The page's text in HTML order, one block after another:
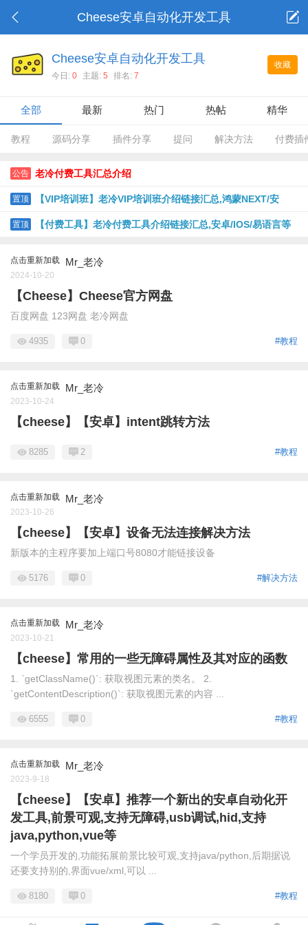
Cheese安卓自动化开发工具
收藏
Cheese安卓自动化开发工具
今日: 0 主题: 5 排名: 7
全部 最新 热门 热帖 精华
教程 源码分享 插件分享 提问 解决方法 付费插
公告 老冷付费工具汇总介绍
置顶 【VIP培训班】老冷VIP培训班介绍链接汇总,鸿蒙NEXT/安
卓/IOS USB版/IOS脱机版/PHP等
置顶 【付费工具】老冷付费工具介绍链接汇总,安卓/IOS/易语言等
点击重新加载 Mr_老冷
2024-10-20
【Cheese】Cheese官方网盘
百度网盘 123网盘 老冷网盘
#教程
4935 0
点击重新加载 Mr_老冷
2023-10-24
【cheese】【安卓】intent跳转方法
#教程
8285 2
点击重新加载 Mr_老冷
2023-10-26
【cheese】【安卓】设备无法连接解决方法
新版本的主程序要加上端口号8080才能链接设备
#解决方法
5176 0
点击重新加载 Mr_老冷
2023-10-21
【cheese】常用的一些无障碍属性及其对应的函数
1. `getClassName()`: 获取视图元素的类名。 2.
`getContentDescription()`: 获取视图元素的内容 ...
#教程
6555 0
点击重新加载 Mr_老冷
2023-9-18
【cheese】【安卓】推荐一个新出的安卓自动化开
发工具,前景可观,支持无障碍,usb调试,hid,支持
java,python,vue等
一个学员开发的,功能拓展前景比较可观,支持java/python,后期据说
还要支持别的,界面vue/xml,可以 ...
#教程
8180 0